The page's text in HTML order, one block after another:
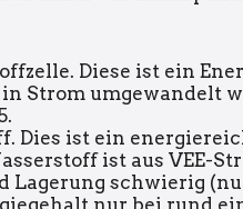
Diese ist ein
Strom umgewandelt
Dies ist ein
ist aus VEE-
Lagerung schwierig